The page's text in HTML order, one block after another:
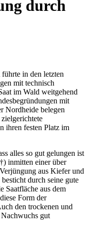
durch
in den letzten
mit technisch
im Wald weitgehend
mit
Nordheide belegen
ihren festen Platz im
alles so gut gelungen ist
inmitten einer über
aus Kiefer und
durch seine gute
Saatfläche aus dem
Form der
den trockenen und
Nachwuchs gut